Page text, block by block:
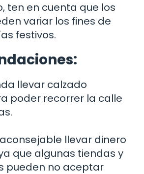
ten en cuenta que los
variar los fines de
festivos.
llevar calzado
poder recorrer la calle
llevar dinero
que algunas tiendas y
pueden no aceptar